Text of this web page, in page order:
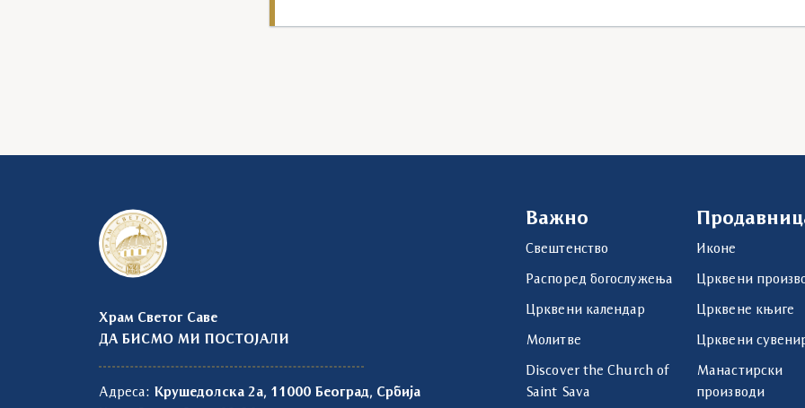
Храм Светог Саве
ДА БИСМО МИ ПОСТОЈАЛИ
Адреса: Крушедолска 2а, 11000 Београд, Србија
Важно
Свештенство
Распоред богослужења
Црквени календар
Молитве
Discover the Church of
Saint Sava
Иконе
Црквени
Црквене књиге
Црквени
Манастирски
производи